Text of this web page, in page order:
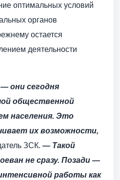
оптимальных условий
органов
остается
деятельности
они сегодня
общественной
населения. Это
их возможности,
ЗСК. — Такой
не сразу. Позади —
работы как